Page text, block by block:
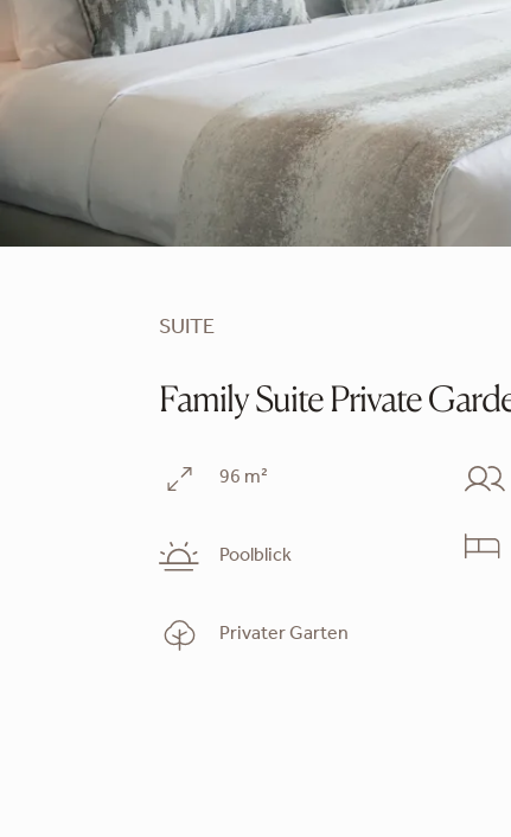
SUITE
Family Suite Private
96 m²
Poolblick
Privater Garten